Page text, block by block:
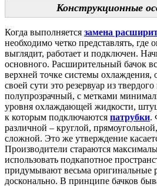
Конструкционные
Когда выполняется замена
необходимо четко представлять, где
выглядит, работает и подключен.
основного. Расширительный бачок
верхней точке системы
своей сути это резервуар из
полупрозрачный, с метками
уровня охлаждающей жидкости,
к которым подключаются патрубки.
различной – круглой,
сложной. Это же утверждение
Производители стараются
использовать подкапотное
придумывают весьма оригинальные
досконально. В принципе бачков